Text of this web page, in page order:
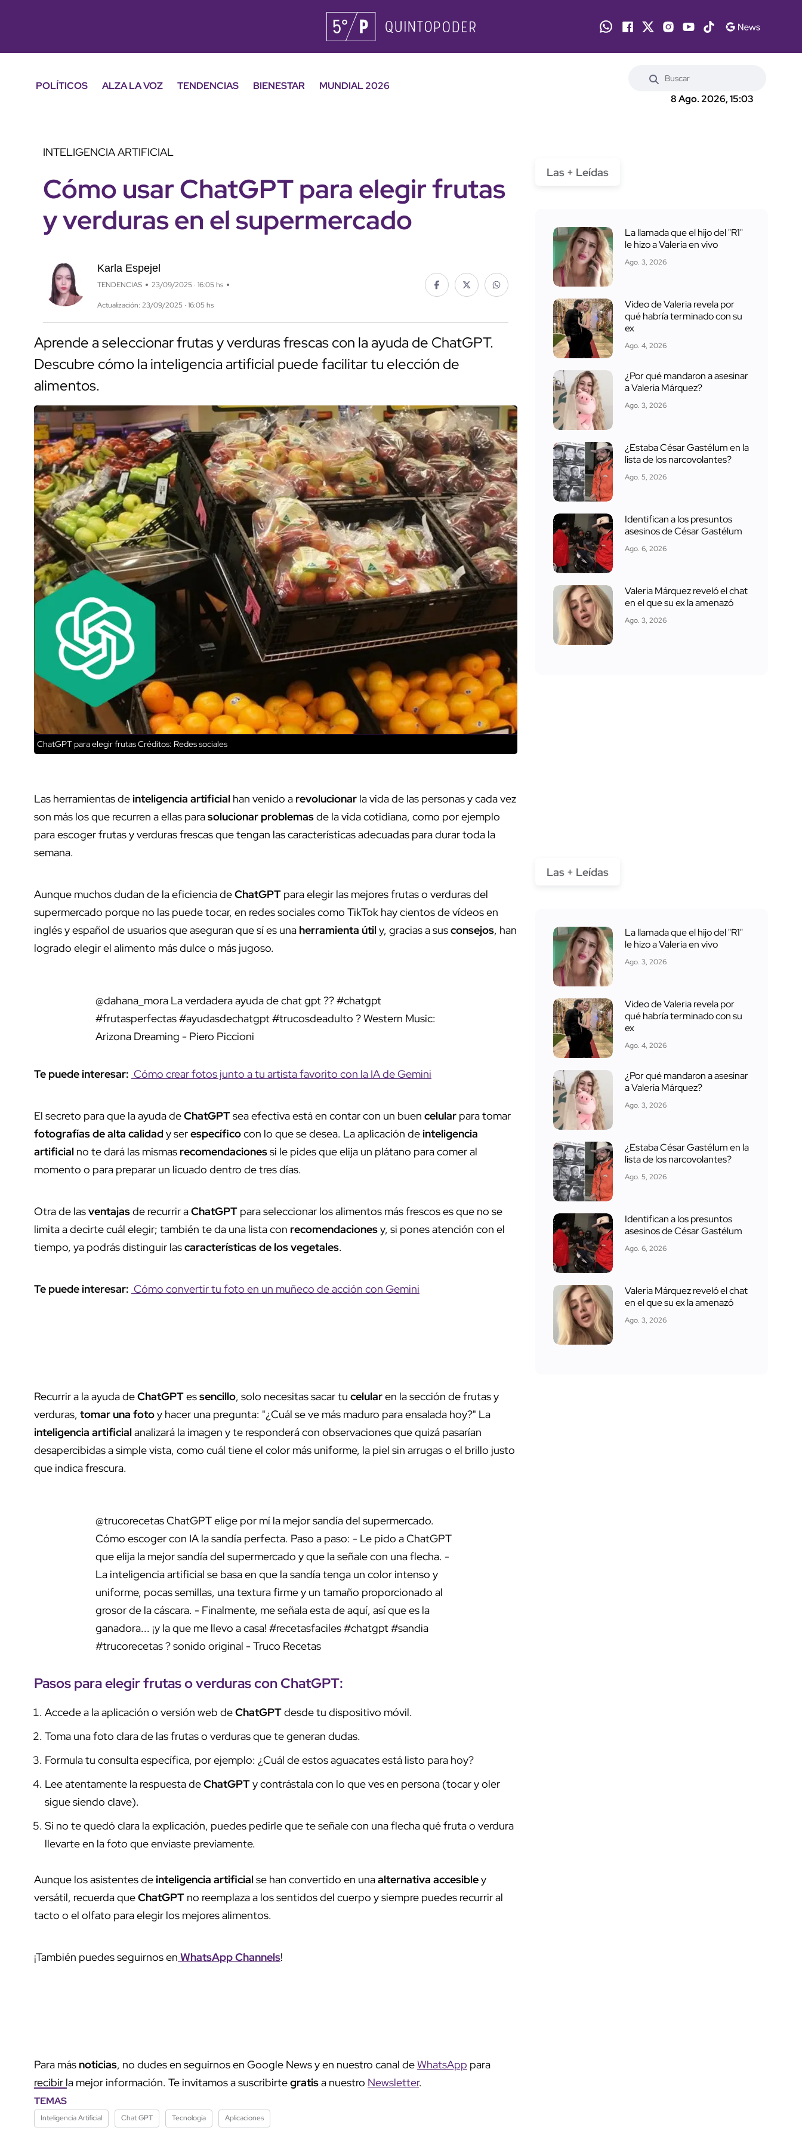
POLÍTICOS ALZA LA VOZ TENDENCIAS BIENESTAR
MUNDIAL 2026
8 Ago. 2026, 15:03
INTELIGENCIA ARTIFICIAL
Cómo usar ChatGPT para elegir frutas
y verduras en el supermercado
Karla Espejel
TENDENCIAS 23/09/2025 · 16:05 hs
Actualización: 23/09/2025 · 16:05 hs
Aprende a seleccionar frutas y verduras frescas con la ayuda de ChatGPT.
Descubre cómo la inteligencia artificial puede facilitar tu elección de
alimentos.
ChatGPT para elegir frutasCréditos: Redes sociales
Las herramientas deinteligencia artificial han venido a revolucionar la vida de las personas y cada vez
son más los que recurren a ellas parasolucionar problemasde la vida cotidiana, como por ejemplo
para escoger frutas y verduras frescas que tengan las características adecuadas para durar toda la
semana.
Aunque muchos dudan de la eficiencia deChatGPT para elegir las mejores frutas o verduras del
supermercado porque no las puede tocar, en redes sociales como TikTok hay cientos de vídeos en
inglés y español de usuarios que aseguran que sí es una herramienta útily, gracias a susconsejos, han
logrado elegir el alimento más dulce o más jugoso.
@dahana_moraLa verdadera ayuda de chat gpt ??#chatgpt
#frutasperfectas#ayudasdechatgpt#trucosdeadulto ? Western Music:
Arizona Dreaming - Piero Piccioni
Te puede interesar: Cómo crear fotos junto a tu artista favorito con la IA de Gemini
El secreto para que la ayuda deChatGPTsea efectiva está en contar con un buen celular para tomar
fotografías de alta calidady serespecíficocon lo que se desea. La aplicación deinteligencia
artificial no te dará las mismas recomendacionessi le pides que elija un plátano para comer al
momento o para preparar un licuado dentro de tres días.
Otra de lasventajasde recurrir aChatGPT para seleccionar los alimentos más frescos es que no se
limita a decirte cuál elegir; también te da una lista con recomendacionesy, si pones atención con el
tiempo, ya podrás distinguir lascaracterísticas de los vegetales.
Te puede interesar: Cómo convertir tu foto en un muñeco de acción con Gemini
Recurrir a la ayuda deChatGPTessencillo, solo necesitas sacar tu celularen la sección de frutas y
verduras, tomar una fotoy hacer una pregunta: "¿Cuál se ve más maduro para ensalada hoy?" La
inteligencia artificialanalizará la imagen y te responderá con observaciones que quizá pasarían
desapercibidas a simple vista, como cuál tiene el color más uniforme, la piel sin arrugas o el brillo justo
que indica frescura.
@trucorecetasChatGPT elige por mí la mejor sandía del supermercado.
Cómo escoger con IA la sandía perfecta. Paso a paso: - Le pido a ChatGPT
que elija la mejor sandía del supermercado y que la señale con una flecha. -
La inteligencia artificial se basa en que la sandía tenga un color intenso y
uniforme, pocas semillas, una textura firme y un tamaño proporcionado al
grosor de la cáscara. - Finalmente, me señala esta de aquí, así que es la
ganadora... ¡y la que me llevo a casa! #recetasfaciles#chatgpt#sandia
#trucorecetas? sonido original - Truco Recetas
Pasos para elegir frutas o verduras con ChatGPT:
Accede a la aplicación o versión web deChatGPTdesde tu dispositivo móvil.
Toma una foto clara de las frutas o verduras que te generan dudas.
Formula tu consulta específica, por ejemplo: ¿Cuál de estos aguacates está listo para hoy?
Lee atentamente la respuesta deChatGPTy contrástala con lo que ves en persona (tocar y oler
sigue siendo clave).
Si no te quedó clara la explicación, puedes pedirle que te señale con una flecha qué fruta o verdura
llevarte en la foto que enviaste previamente.
Aunque los asistentes deinteligencia artificialse han convertido en unaalternativa accesibley
versátil, recuerda queChatGPT no reemplaza a los sentidos del cuerpo y siempre puedes recurrir al
tacto o el olfato para elegir los mejores alimentos.
¡También puedes seguirnos en WhatsApp Channels!
Para más noticias, no dudes en seguirnos en Google News y en nuestro canal deWhatsApp para
recibir la mejor información. Te invitamos a suscribirtegratisa nuestro Newsletter.
TEMAS
Inteligencia Artificial Chat GPT Tecnología Aplicaciones
Las + Leídas
La llamada que el hijo del "R1"
le hizo a Valeria en vivo
Ago. 3, 2026
Video de Valeria revela por
qué habría terminado con su
ex
Ago. 4, 2026
¿Por qué mandaron a asesinar
a Valeria Márquez?
Ago. 3, 2026
¿Estaba César Gastélum en la
lista de los narcovolantes?
Ago. 5, 2026
Identifican a los presuntos
asesinos de César Gastélum
Ago. 6, 2026
Valeria Márquez reveló el chat
en el que su ex la amenazó
Ago. 3, 2026
Las + Leídas
La llamada que el hijo del "R1"
le hizo a Valeria en vivo
Ago. 3, 2026
Video de Valeria revela por
qué habría terminado con su
ex
Ago. 4, 2026
¿Por qué mandaron a asesinar
a Valeria Márquez?
Ago. 3, 2026
¿Estaba César Gastélum en la
lista de los narcovolantes?
Ago. 5, 2026
Identifican a los presuntos
asesinos de César Gastélum
Ago. 6, 2026
Valeria Márquez reveló el chat
en el que su ex la amenazó
Ago. 3, 2026